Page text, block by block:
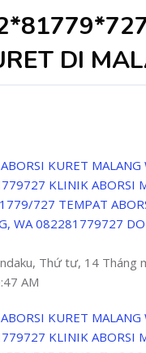
DI
KURET MALANG
KLINIK ABORSI
727 TEMPAT
WA 082281779727
Thứ tư, 14 Tháng
AM
KURET MALANG
KLINIK ABORSI